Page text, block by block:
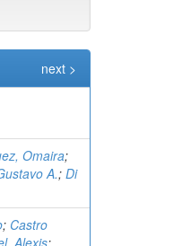
next >
Omaira;
A.; Di
; Castro
Alexis;